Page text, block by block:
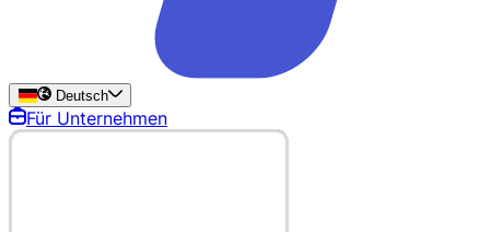
Deutsch
Für Unternehmen